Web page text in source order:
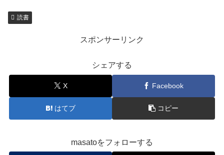
読書
スポンサーリンク
シェアする
X Facebook
はてブ コピー
masatoをフォローする